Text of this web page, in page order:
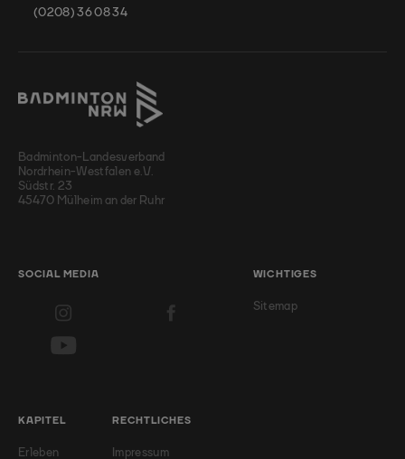
(0208) 36 08 34
Badminton-Landesverband
Nordrhein-Westfalen e.V.
Südstr. 23
45470 Mülheim an der Ruhr
SOCIAL MEDIA WICHTIGES
Sitemap
KAPITEL
Erleben
RECHTLICHES
Impressum